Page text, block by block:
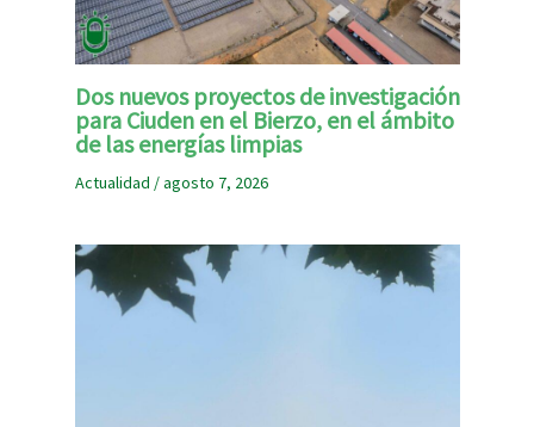
Dos nuevos proyectos de investigación
para Ciuden en el Bierzo, en el ámbito
de las energías limpias
Actualidad /agosto 7, 2026